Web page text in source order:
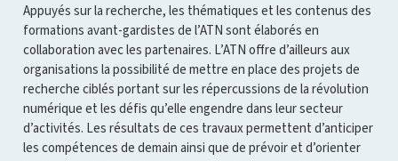
Appuyés sur la recherche, les thématiques et les contenus des
formations avant-gardistes de l’ATN sont élaborés en
collaboration avec les partenaires. L’ATN offre d’ailleurs aux
organisations la possibilité de mettre en place des projets de
recherche ciblés portant sur les répercussions de la révolution
numérique et les défis qu’elle engendre dans leur secteur
d’activités. Les résultats de ces travaux permettent d’anticiper
les compétences de demain ainsi que de prévoir et d’orienter